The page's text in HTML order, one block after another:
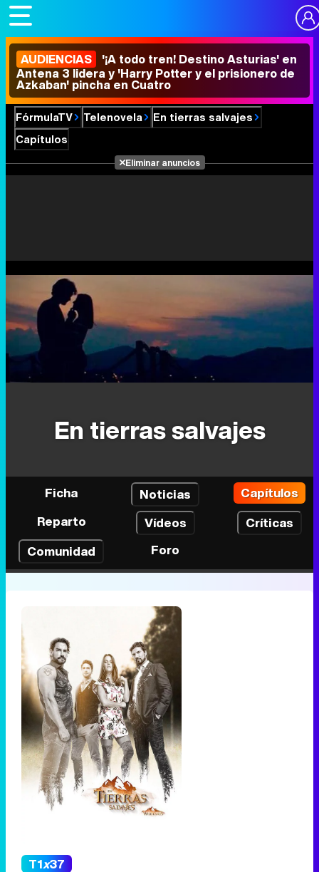
AUDIENCIAS '¡A todo tren! Destino Asturias' en
Antena 3 lidera y 'Harry Potter y el prisionero de
Azkaban' pincha en Cuatro
FórmulaTV Telenovela
En tierras salvajes
Capítulos
Eliminar anuncios
En tierras salvajes
Ficha Noticias
Capítulos
Reparto
Vídeos
Críticas
Comunidad
Foro
T1x37